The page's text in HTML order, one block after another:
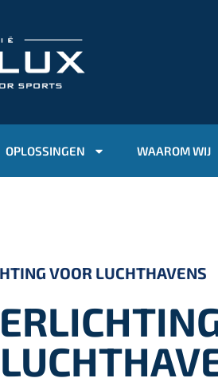
OPLOSSINGEN WAAROM WIJ
VOOR LUCHTHAVENS